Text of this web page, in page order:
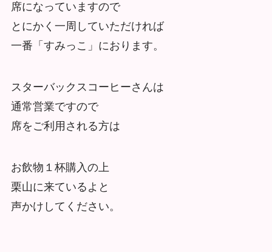
席になっていますので
とにかく一周していただければ
一番「すみっこ」におります。
スターバックスコーヒーさんは
通常営業ですので
席をご利用される方は
お飲物１杯購入の上
栗山に来ているよと
声かけしてください。